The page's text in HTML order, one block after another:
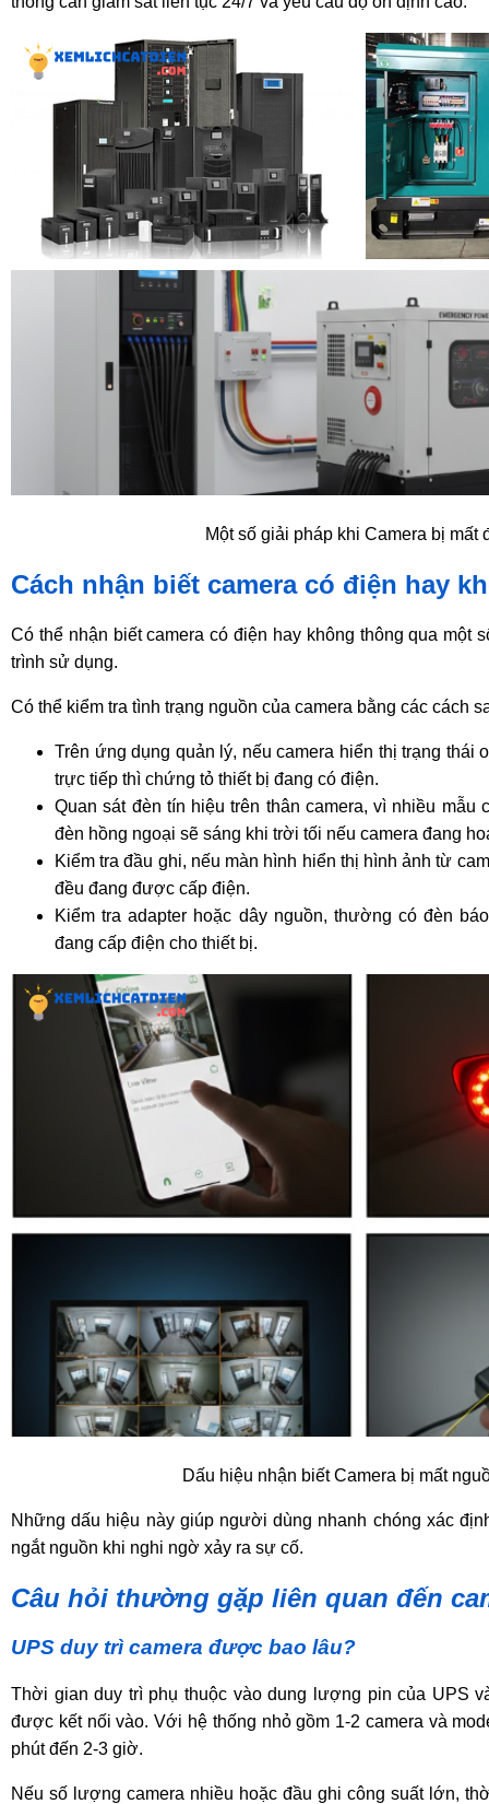
Một số giải pháp khi Camera bị mất
Cách nhận biết camera có điện hay
Có thể nhận biết camera có điện hay không thông qua một
trình sử dụng.
Có thể kiểm tra tình trạng nguồn của camera bằng các cách
Trên ứng dụng quản lý, nếu camera hiển thị trạng thái
trực tiếp thì chứng tỏ thiết bị đang có điện.
Quan sát đèn tín hiệu trên thân camera, vì nhiều mẫu
đèn hồng ngoại sẽ sáng khi trời tối nếu camera đang
Kiểm tra đầu ghi, nếu màn hình hiển thị hình ảnh từ
đều đang được cấp điện.
Kiểm tra adapter hoặc dây nguồn, thường có đèn
đang cấp điện cho thiết bị.
Dấu hiệu nhận biết Camera bị mất
Những dấu hiệu này giúp người dùng nhanh chóng xác
ngắt nguồn khi nghi ngờ xảy ra sự cố.
Câu hỏi thường gặp liên quan đến
UPS duy trì camera được bao lâu?
Thời gian duy trì phụ thuộc vào dung lượng pin của UPS
được kết nối vào. Với hệ thống nhỏ gồm 1-2 camera và
phút đến 2-3 giờ.
Nếu số lượng camera nhiều hoặc đầu ghi công suất lớn,